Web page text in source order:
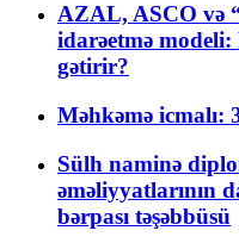
AZAL, ASCO və
idarəetmə
gətirir?
Məhkəmə icmalı:
Sülh naminə
əməliyyatlarının
bərpası təşəbbüsü